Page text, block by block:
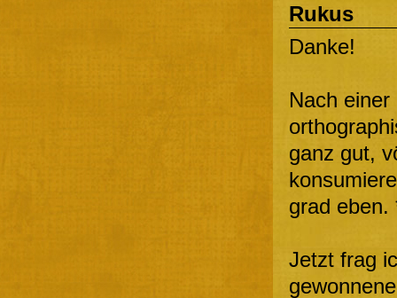
Rukus
Danke!
Nach
ganz gut,
grad eben.
Jetzt frag